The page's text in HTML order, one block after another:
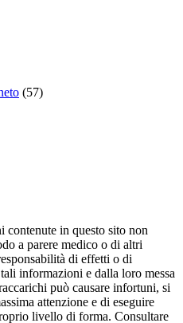
(57)
contenute in questo sito non
a parere medico o di altri
di effetti o di
informazioni e dalla loro messa
può causare infortuni, si
attenzione e di eseguire
livello di forma. Consultare